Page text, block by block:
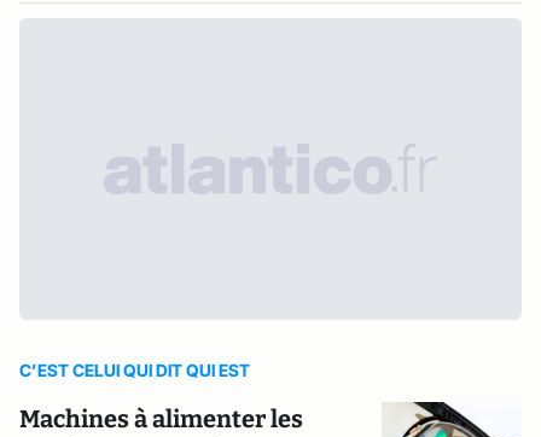
C’EST CELUI QUI DIT QUI EST
Machines à alimenter les